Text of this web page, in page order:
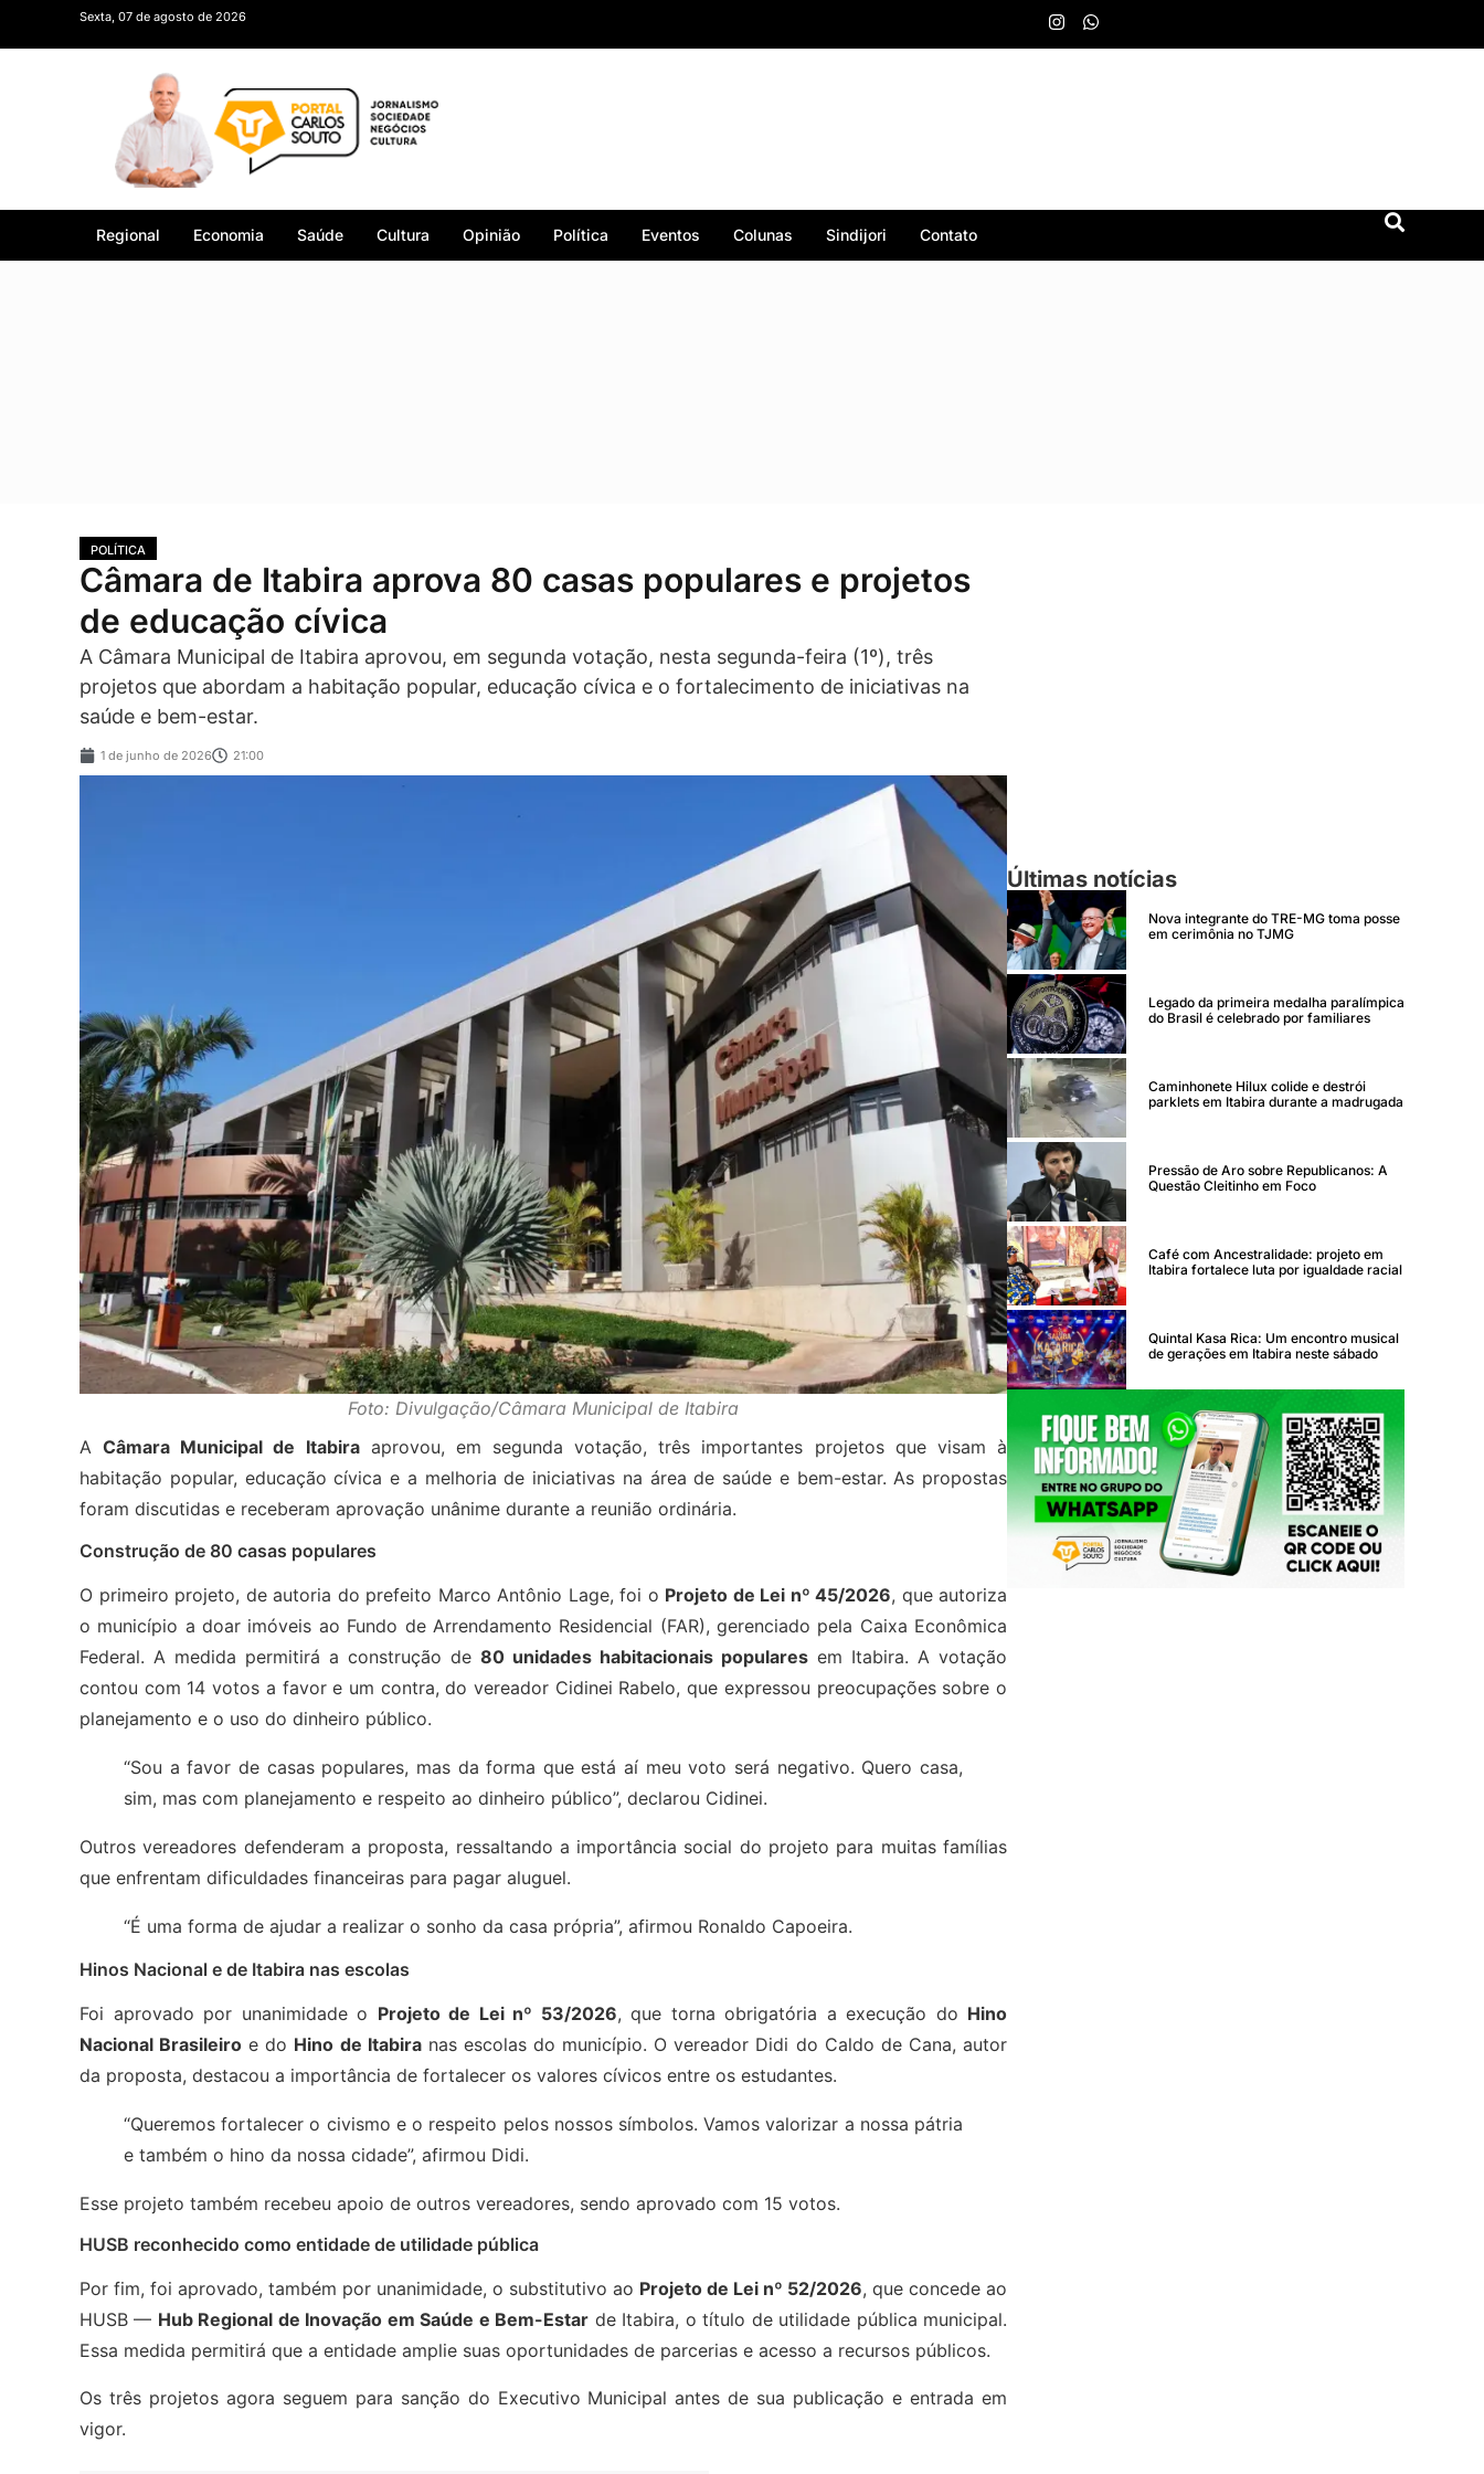
Sexta, 07 de agosto de 2026
Regional Economia Saúde Cultura Opinião Política Eventos Colunas Sindijori Contato
POLÍTICA
Câmara de Itabira aprova 80 casas populares e projetos
de educação cívica
A Câmara Municipal de Itabira aprovou, em segunda votação, nesta segunda-feira (1º), três
projetos que abordam a habitação popular, educação cívica e o fortalecimento de iniciativas na
saúde e bem-estar.
1 de junho de 2026 21:00
Foto: Divulgação/Câmara Municipal de Itabira
ACâmara Municipal de Itabiraaprovou, em segunda votação, três importantes projetos que visam à
habitação popular, educação cívica e a melhoria de iniciativas na área de saúde e bem-estar. As propostas
foram discutidas e receberam aprovação unânime durante a reunião ordinária.
Construção de 80 casas populares
O primeiro projeto, de autoria do prefeito Marco Antônio Lage, foi o Projeto de Lei nº 45/2026, que autoriza
o município a doar imóveis ao Fundo de Arrendamento Residencial (FAR), gerenciado pela Caixa Econômica
Federal. A medida permitirá a construção de 80 unidades habitacionais populares em Itabira. A votação
contou com 14 votos a favor e um contra, do vereador Cidinei Rabelo, que expressou preocupações sobre o
planejamento e o uso do dinheiro público.
“Sou a favor de casas populares, mas da forma que está aí meu voto será negativo. Quero casa,
sim, mas com planejamento e respeito ao dinheiro público”, declarou Cidinei.
Outros vereadores defenderam a proposta, ressaltando a importância social do projeto para muitas famílias
que enfrentam dificuldades financeiras para pagar aluguel.
“É uma forma de ajudar a realizar o sonho da casa própria”, afirmou Ronaldo Capoeira.
Hinos Nacional e de Itabira nas escolas
Foi aprovado por unanimidade o Projeto de Lei nº 53/2026, que torna obrigatória a execução do Hino
Nacional Brasileiro e do Hino de Itabiranas escolas do município. O vereador Didi do Caldo de Cana, autor
da proposta, destacou a importância de fortalecer os valores cívicos entre os estudantes.
“Queremos fortalecer o civismo e o respeito pelos nossos símbolos. Vamos valorizar a nossa pátria
e também o hino da nossa cidade”, afirmou Didi.
Esse projeto também recebeu apoio de outros vereadores, sendo aprovado com 15 votos.
HUSB reconhecido como entidade de utilidade pública
Por fim, foi aprovado, também por unanimidade, o substitutivo ao Projeto de Lei nº 52/2026, que concede ao
HUSB — Hub Regional de Inovação em Saúde e Bem-Estar de Itabira, o título de utilidade pública municipal.
Essa medida permitirá que a entidade amplie suas oportunidades de parcerias e acesso a recursos públicos.
Os três projetos agora seguem para sanção do Executivo Municipal antes de sua publicação e entrada em
vigor.
Últimas notícias
Nova integrante do TRE-MG toma posse
em cerimônia no TJMG
Legado da primeira medalha paralímpica
do Brasil é celebrado por familiares
Caminhonete Hilux colide e destrói
parklets em Itabira durante a madrugada
Pressão de Aro sobre Republicanos: A
Questão Cleitinho em Foco
Café com Ancestralidade: projeto em
Itabira fortalece luta por igualdade racial
Quintal Kasa Rica: Um encontro musical
de gerações em Itabira neste sábado